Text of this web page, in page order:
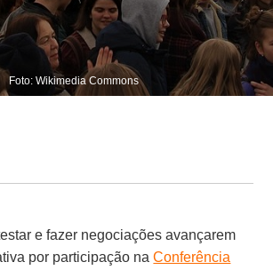
Foto: Wikimedia Commons
e fazer negociações avançarem
por participação naConferência